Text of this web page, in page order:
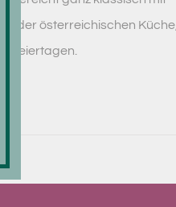
der österreichischen Küche,
Feiertagen.